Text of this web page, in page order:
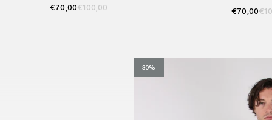
€70,00€100,00
€70,00
30%